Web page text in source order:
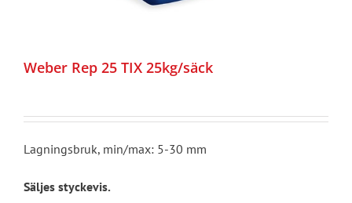
Weber Rep 25 TIX 25kg/säck
Lagningsbruk, min/max: 5-30 mm
Säljes styckevis.